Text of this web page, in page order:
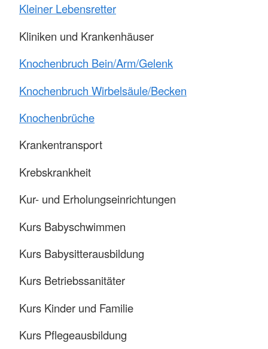
Kleiner Lebensretter
Kliniken und Krankenhäuser
Knochenbruch Bein/Arm/Gelenk
Knochenbruch Wirbelsäule/Becken
Knochenbrüche
Krankentransport
Krebskrankheit
Kur- und Erholungseinrichtungen
Kurs Babyschwimmen
Kurs Babysitterausbildung
Kurs Betriebssanitäter
Kurs Kinder und Familie
Kurs Pflegeausbildung